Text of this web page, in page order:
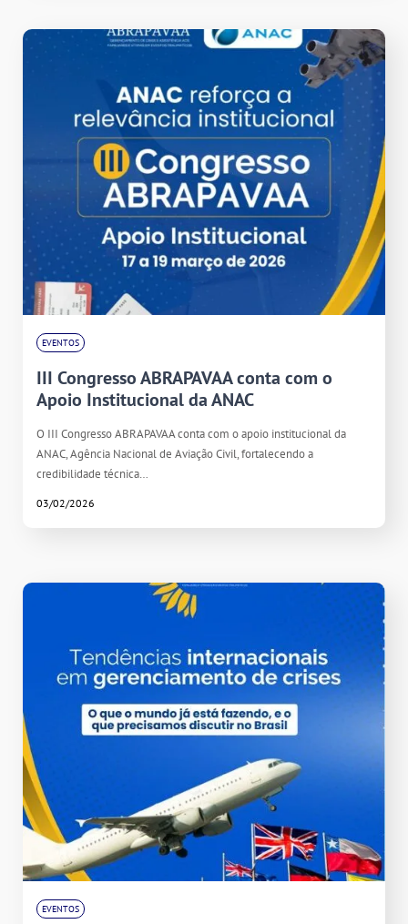
EVENTOS
III Congresso ABRAPAVAA conta com o
Apoio Institucional da ANAC
O III Congresso ABRAPAVAA conta com o apoio institucional da
ANAC, Agência Nacional de Aviação Civil, fortalecendo a
credibilidade técnica…
03/02/2026
EVENTOS